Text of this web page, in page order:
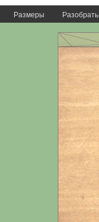
Размеры Разобрать